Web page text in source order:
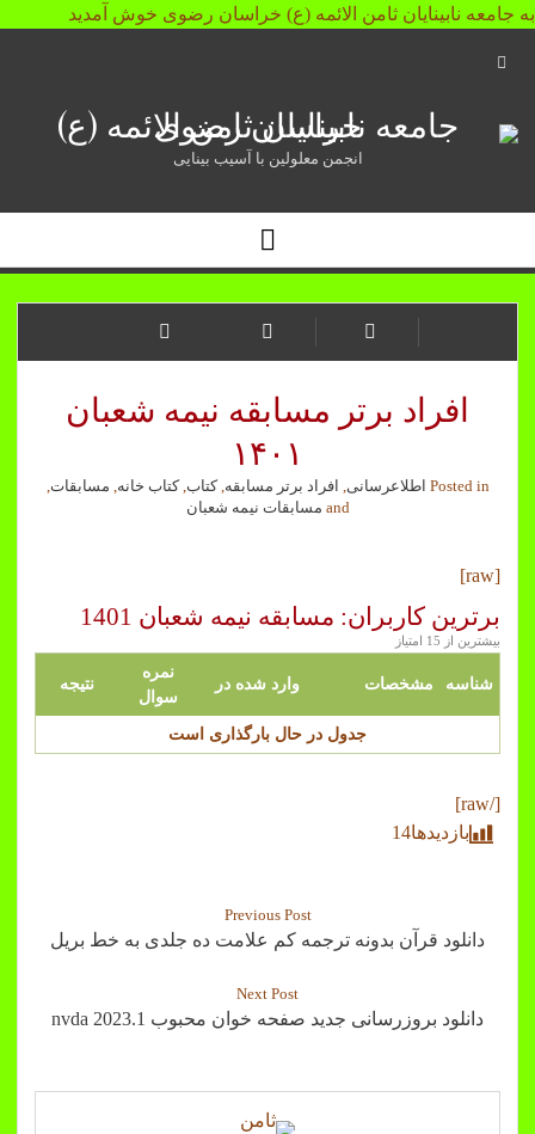
به جامعه نابینایان ثامن الائمه (ع) خراسان رضوی خوش آمدید
Open
جامعه
ثامن
(ع)
خراسان
انجمن معلولین با آسیب بینایی
Open
Menu
افراد برتر مسابقه نیمه شعبان
۱۴۰۱
Posted in اطلاعرسانی, افراد برتر مسابقه,کتاب,کتاب خانه, مسابقات,
and مسابقات نیمه شعبان
[raw]
برترین کاربران: مسابقه نیمه شعبان 1401
بیشترین از 15 امتیاز
شناسه مشخصات وارد شده در
نمره
سوال
نتیجه
جدول در حال بارگذاری است
[/raw]
بازدیدها14
Previous Post
دانلود قرآن بدونه ترجمه کم علامت ده جلدی به خط بریل
Next Post
دانلود بروزرسانی جدید صفحه خوان محبوب nvda 2023.1